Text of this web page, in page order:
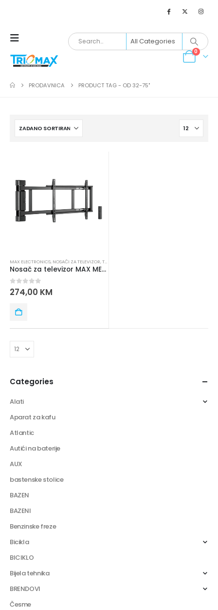
0
PRODAVNICA PRODUCT TAG - OD 32-75"
MAX ELECTRONICS, NOSAČI ZA TELEVIZOR,TELEVIZORI
Nosač za televizor MAX ME75 32″-75″
0out of 5
274,00 KM
Categories
Alati
Aparat za kafu
Atlantic
Autići na baterije
AUX
bastenske stolice
BAZEN
BAZENI
Benzinske freze
Bicikla
BICIKLO
Bijela tehnika
BRENDOVI
Česme